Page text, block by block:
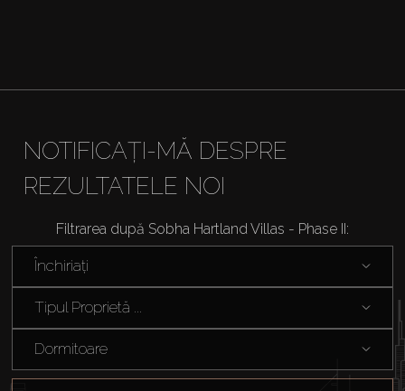
Cumpărați
NOTIFICAȚI-MĂ DESPRE
REZULTATELE NOI
Filtrarea după Sobha Hartland Villas - Phase II:
Închiriați
Tipul Proprietă ...
Dormitoare